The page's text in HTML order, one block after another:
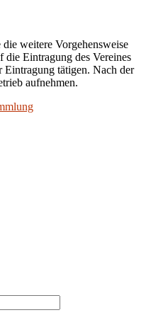
weitere Vorgehensweise
die Eintragung des Vereines
Eintragung tätigen. Nach der
aufnehmen.